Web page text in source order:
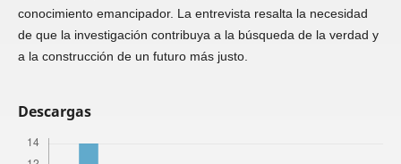
conocimiento emancipador. La entrevista resalta la necesidad
de que la investigación contribuya a la búsqueda de la verdad y
a la construcción de un futuro más justo.
Descargas